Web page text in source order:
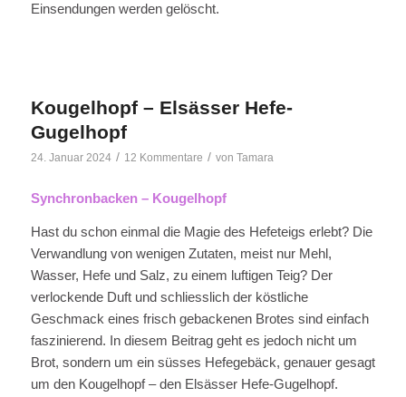
Einsendungen werden gelöscht.
Kougelhopf – Elsässer Hefe-
Gugelhopf
24. Januar 2024 / 12 Kommentare / von Tamara
Synchronbacken – Kougelhopf
Hast du schon einmal die Magie des Hefeteigs erlebt? Die
Verwandlung von wenigen Zutaten, meist nur Mehl,
Wasser, Hefe und Salz, zu einem luftigen Teig? Der
verlockende Duft und schliesslich der köstliche
Geschmack eines frisch gebackenen Brotes sind einfach
faszinierend. In diesem Beitrag geht es jedoch nicht um
Brot, sondern um ein süsses Hefegebäck, genauer gesagt
um den Kougelhopf – den Elsässer Hefe-Gugelhopf.